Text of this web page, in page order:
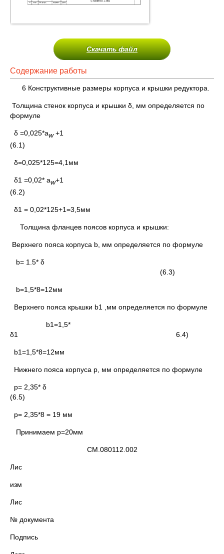
Скачать файл
Содержание работы
6 Конструктивные размеры корпуса и крышки редуктора.
Толщина стенок корпуса и крышки δ, мм определяется по
формуле
δ =0,025*аw +1
(6.1)
δ=0,025*125=4,1мм
δ1 =0,02* аw+1
(6.2)
δ1 = 0,02*125+1=3,5мм
Толщина фланцев поясов корпуса и крышки:
Верхнего пояса корпуса b, мм определяется по формуле
b= 1.5* δ
(6.3)
b=1,5*8=12мм
Верхнего пояса крышки b1 ,мм определяется по формуле
b1=1,5*
δ1 6.4)
b1=1,5*8=12мм
Нижнего пояса корпуса p, мм определяется по формуле
p= 2,35* δ
(6.5)
p= 2,35*8 = 19 мм
Принимаем p=20мм
СМ.080112.002
Лис
изм
Лис
№ документа
Подпись